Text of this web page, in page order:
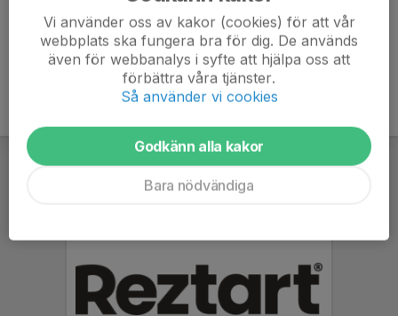
Vi använder oss av kakor (cookies) för att vår
webbplats ska fungera bra för dig. De används
även för webbanalys i syfte att hjälpa oss att
förbättra våra tjänster.
Så använder vi cookies
Godkänn alla kakor
Bara nödvändiga